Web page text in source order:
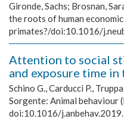
Gironde, Sachs; Brosnan,
the roots of human
primates?/doi:10.1016/
Attention to social
and exposure time
Schino G., Carducci P.,
Sorgente: Animal behaviour
doi:10.1016/